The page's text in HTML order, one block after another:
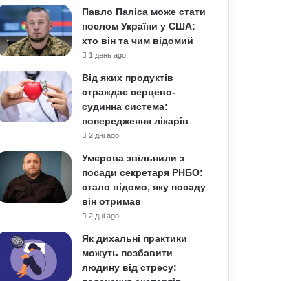
Павло Паліса може стати
послом України у США:
хто він та чим відомий
1 день ago
Від яких продуктів
страждає серцево-
судинна система:
попередження лікарів
2 дні ago
Умєрова звільнили з
посади секретаря РНБО:
стало відомо, яку посаду
він отримав
2 дні ago
Як дихальні практики
можуть позбавити
людину від стресу: